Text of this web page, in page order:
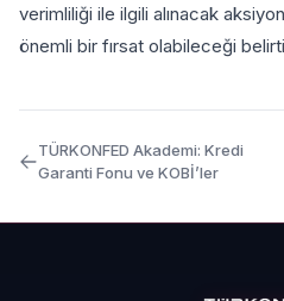
verimliliği ile ilgili alınacak
önemli bir fırsat olabileceği
TÜRKONFED Akademi: Kredi
Garanti Fonu ve KOBİ’ler